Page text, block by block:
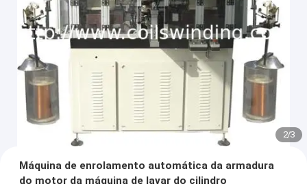
3/3
Máquina de enrolamento automática da armadura
do motor da máquina de lavar do cilindro